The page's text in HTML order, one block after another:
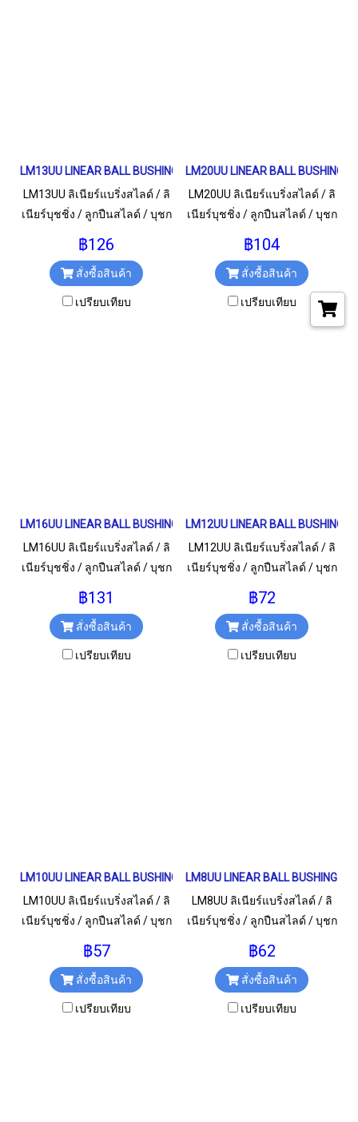
LM13UU LINEAR BALL BUSHING LM Type ลิเนียร์แบริ่งสไลด์
LM13UU ลิเนียร์แบริ่งสไลด์ / ลิ
เนียร์บุชชิ่ง / ลูกปืนสไลด์ / บุชก
฿126
สั่งซื้อสินค้า
เปรียบเทียบ
LM20UU LINEAR BALL BUSHING
LM20UU ลิเนียร์แบริ่งสไลด์ / ลิ
เนียร์บุชชิ่ง / ลูกปืนสไลด์ / บุชก
฿104
สั่งซื้อสินค้า
เปรียบเทียบ
LM16UU LINEAR BALL BUSHING LM Type ลิเนียร์แบริ่งสไลด์
LM16UU ลิเนียร์แบริ่งสไลด์ / ลิ
เนียร์บุชชิ่ง / ลูกปืนสไลด์ / บุชก
฿131
สั่งซื้อสินค้า
เปรียบเทียบ
LM12UU LINEAR BALL BUSHING
LM12UU ลิเนียร์แบริ่งสไลด์ / ลิ
เนียร์บุชชิ่ง / ลูกปืนสไลด์ / บุชก
฿72
สั่งซื้อสินค้า
เปรียบเทียบ
LM10UU LINEAR BALL BUSHING LM Type ลิเนียร์แบริ่งสไลด์
LM10UU ลิเนียร์แบริ่งสไลด์ / ลิ
เนียร์บุชชิ่ง / ลูกปืนสไลด์ / บุชก
฿57
สั่งซื้อสินค้า
เปรียบเทียบ
LM8UU LINEAR BALL BUSHING
LM8UU ลิเนียร์แบริ่งสไลด์ / ลิ
เนียร์บุชชิ่ง / ลูกปืนสไลด์ / บุชก
฿62
สั่งซื้อสินค้า
เปรียบเทียบ